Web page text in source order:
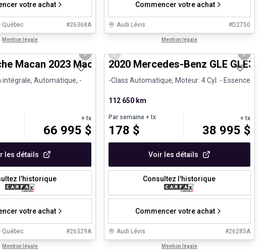
votre achat
Québec #26368A
Mention légale
Commencer votre achat
Audi Lévis #D2750
Mention légale
certifiés
Next slide
Macan 2023 Macan S - CPO
intégrale, Automatique, -
+ tx
66 995 $
les détails
l'historique
votre achat
Québec #26329A
Mention légale
Très bonne offre
Previous slide Next
2020 Mercedes-Benz GLE GLE350
-Class Automatique, Moteur: 4 Cyl. - Essence
112 650 km
Par semaine+ tx
178 $
+ tx
38 995 $
Voir les détails
Consultez l'historique
Commencer votre achat
Audi Lévis #26285A
Mention légale
certifiés Très bonne offre